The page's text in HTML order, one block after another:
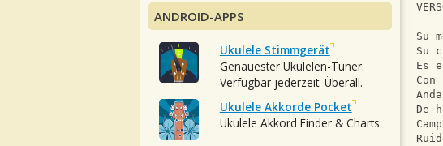
Su
Su
Es
De
ANDROID-APPS
Ukulele Stimmgerät
Genauester Ukulelen-Tuner.
Verfügbar jederzeit. Überall.
Ukulele Akkorde Pocket
Ukulele Akkord Finder & Charts